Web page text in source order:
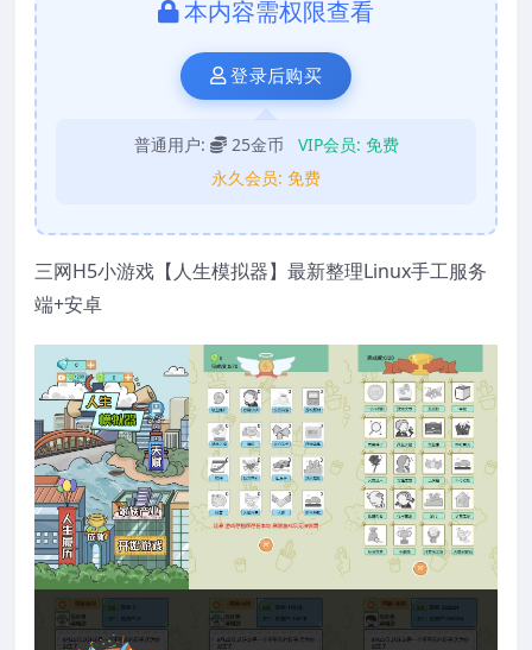
本内容需权限查看
登录后购买
普通用户: 25金币 VIP会员: 免费
永久会员: 免费
三网H5小游戏【人生模拟器】最新整理Linux手工服务
端+安卓